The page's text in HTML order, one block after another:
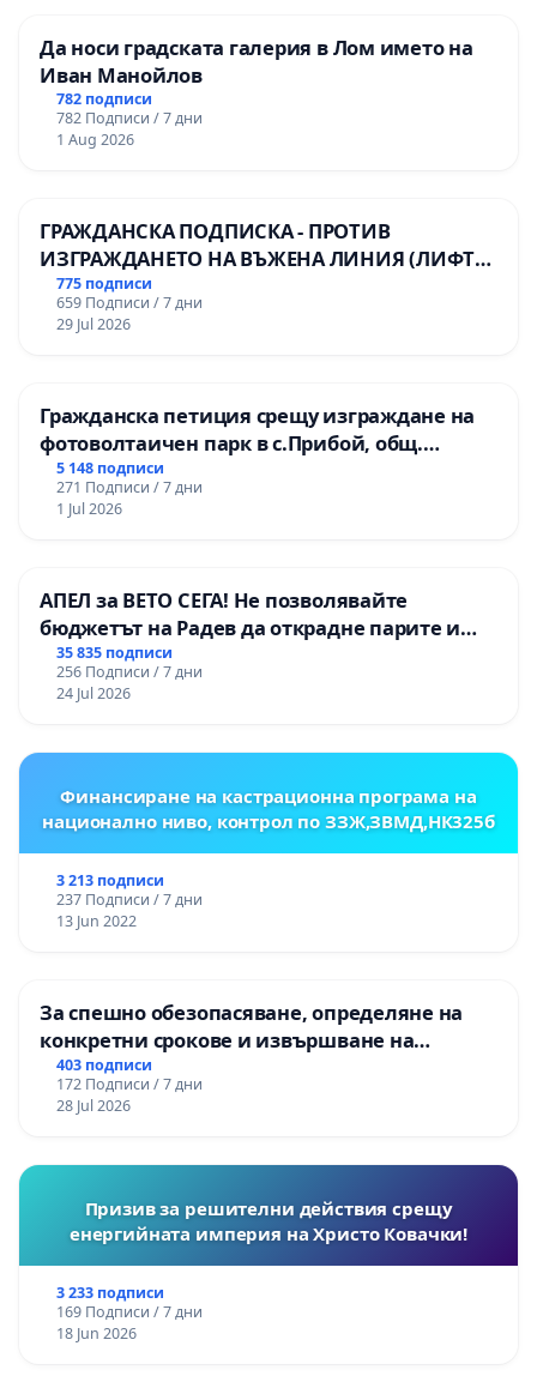
Да носи градската галерия в Лом името на
Иван Манойлов
782 подписи
782 Подписи / 7 дни
1 Aug 2026
ГРАЖДАНСКА ПОДПИСКА - ПРОТИВ
ИЗГРАЖДАНЕТО НА ВЪЖЕНА ЛИНИЯ (ЛИФТ)
НА ТЕРИТОРИЯТА НА ПРИРОДНА
ЗАБЕЛЕЖИТЕЛНОСТ „ХЪЛМ НА
ОСВОБОДИТЕЛИТЕ“ (БУНАРДЖИК)
775 подписи
659 Подписи / 7 дни
29 Jul 2026
Гражданска петиция срещу изграждане на
фотоволтаичен парк в с.Прибой, общ.
Радомир
5 148 подписи
271 Подписи / 7 дни
1 Jul 2026
АПЕЛ за ВЕТО СЕГА! Не позволявайте
бюджетът на Радев да открадне парите и
правата ни в тъмното
35 835 подписи
256 Подписи / 7 дни
24 Jul 2026
Финансиране на кастрационна програма на
национално ниво, контрол по ЗЗЖ,ЗВМД,НК325б
3 213 подписи
237 Подписи / 7 дни
13 Jun 2022
За спешно обезопасяване, определяне на
конкретни срокове и извършване на
цялостна рехабилитация на
републиканския път между пътен възел АМ
„Тракия“ - гр. Ихтиман - с. Мирово - к.к.
403 подписи
172 Подписи / 7 дни
28 Jul 2026
Призив за решителни действия срещу
енергийната империя на Христо Ковачки!
3 233 подписи
169 Подписи / 7 дни
18 Jun 2026